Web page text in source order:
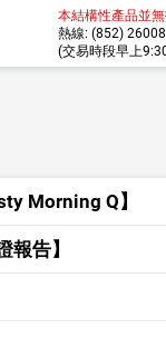
本結構性產品並
熱線: (852)
(交易時段早上
Morning Q】
報告】